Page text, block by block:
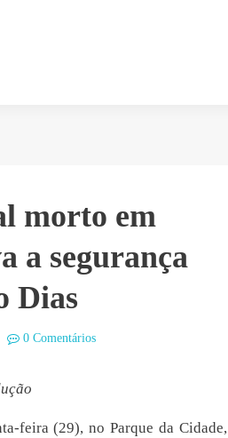
morto em
a segurança
Dias
0 Comentários
feira (29), no Parque da Cidade,